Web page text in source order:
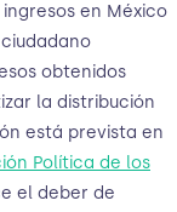
en México
obtenidos
la distribución
está prevista en
Política de los
el deber de